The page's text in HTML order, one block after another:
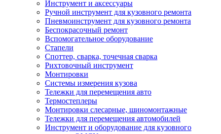
Инструмент и аксессуары
Ручной инструмент для кузовного ремонта
Пневмоинструмент для кузовного ремонта
Беспокрасочный ремонт
Вспомогательное оборудование
Стапели
Споттер, сварка, точечная сварка
Рихтовочный инструмент
Монтировки
Системы измерения кузова
Тележки для перемещения авто
Термостеплеры
Монтировки слесарные, шиномонтажные
Тележки для перемещения автомобилей
Инструмент и оборудование для кузовного